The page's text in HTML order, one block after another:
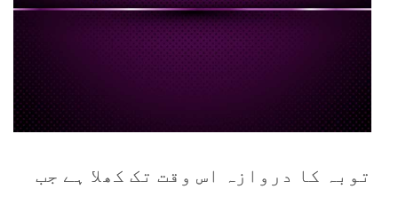
توبہ کا دروازہ اس وقت تک کھلا ہے جب